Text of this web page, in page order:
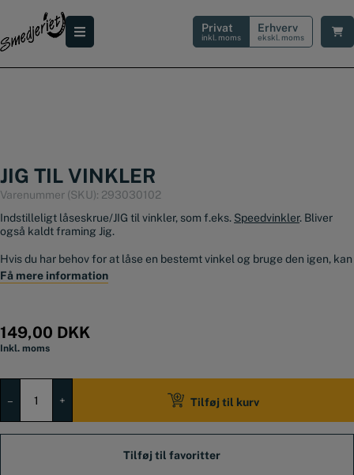
indholdet
Privat
inkl. moms
Erhverv
ekskl. moms
JIG TIL VINKLER
Varenummer (SKU): 293030102
Indstilleligt låseskrue/JIG til vinkler, som f.eks. Speedvinkler. Bliver
også kaldt framing Jig.
Hvis du har behov for at låse en bestemt vinkel og bruge den igen, kan
dette anslag spare dig en masse tid.
Prisen er for 2 stk JIG (Speed-vinkel medfølger ikke)
Få mere information
149,00 DKK
Inkl. moms
–
antal
+ Tilføj til kurv